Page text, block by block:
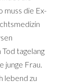
muss die Ex-
tagelang
junge Frau.
lebend zu